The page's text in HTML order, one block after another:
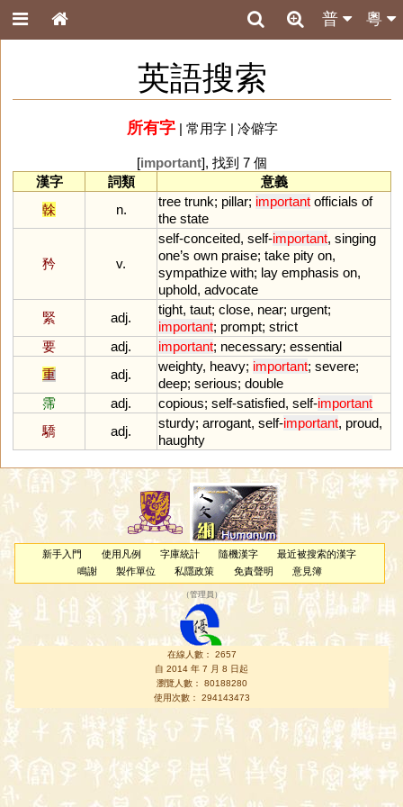
粵
普
英語搜索
所有字| 常用字| 冷僻字
[important], 找到 7 個
漢字
詞類
意義
榦
n.
tree trunk; pillar; important officials of
the state
矜 v.
self-conceited, self-important, singing
one’s own praise; take pity on,
sympathize with; lay emphasis on,
uphold, advocate
緊
adj.
tight, taut; close, near; urgent;
important; prompt; strict
要
adj. important; necessary; essential
重
adj.
weighty, heavy; important; severe;
deep; serious; double
霈
adj. copious; self-satisfied, self-important
驕
adj.
sturdy; arrogant, self-important, proud,
haughty
新手入門 使用凡例 字庫統計 隨機漢字
最近被搜索的漢字
鳴謝
製作單位 私隱政策 免責聲明 意見簿
（管理員 ）
在線人數： 2657
自 2014 年 7 月 8 日起
瀏覽人數： 80188280
使用次數： 294143473